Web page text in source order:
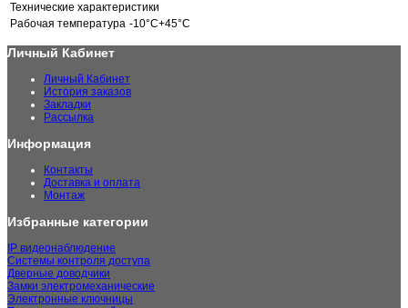
Технические характеристики
Рабочая температура -10°C+45°C
Личный Кабинет
Личный Кабинет
История заказов
Закладки
Рассылка
Информация
Контакты
Доставка и оплата
Монтаж
Избранные категории
IP видеонаблюдение
Системы контроля доступа
Дверные доводчики
Замки электромеханические
Электронные ключницы